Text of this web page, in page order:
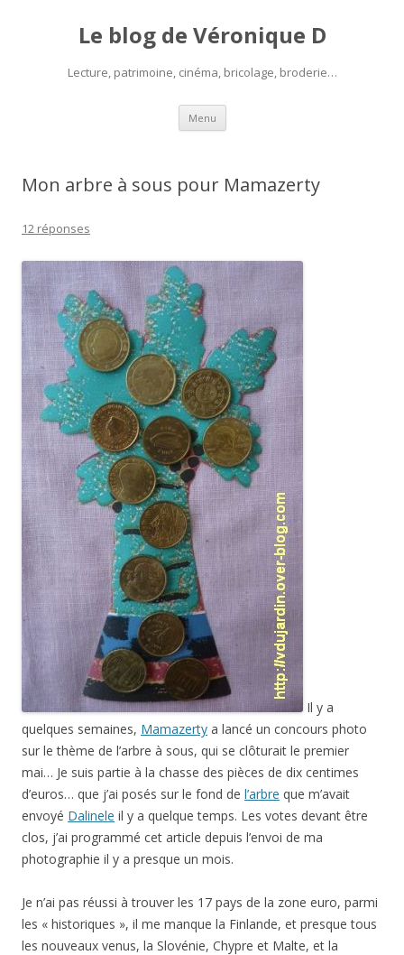
Le blog de Véronique D
Lecture, patrimoine, cinéma, bricolage, broderie…
Menu Aller
contenu
Mon arbre à sous pour Mamazerty
12 réponses
Il y a
quelques semaines, Mamazerty a lancé un concours photo
sur le thème de l’arbre à sous, qui se clôturait le premier
mai… Je suis partie à la chasse des pièces de dix centimes
d’euros… que j’ai posés sur le fond de l’arbre que m’avait
envoyé Dalinele il y a quelque temps. Les votes devant être
clos, j’ai programmé cet article depuis l’envoi de ma
photographie il y a presque un mois.
Je n’ai pas réussi à trouver les 17 pays de la zone euro, parmi
les « historiques », il me manque la Finlande, et presque tous
les nouveaux venus, la Slovénie, Chypre et Malte, et la